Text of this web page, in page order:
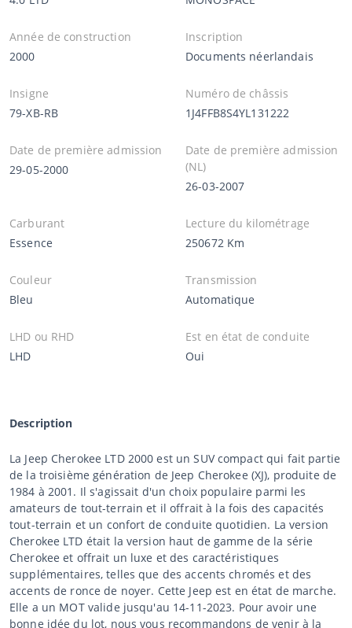
Année de construction
2000
Inscription
Documents néerlandais
Insigne
79-XB-RB
Numéro de châssis
1J4FFB8S4YL131222
Date de première admission
29-05-2000
Date de première admission
(NL)
26-03-2007
Carburant
Essence
Lecture du kilométrage
250672 Km
Couleur
Bleu
Transmission
Automatique
LHD ou RHD
LHD
Est en état de conduite
Oui
Description
La Jeep Cherokee LTD 2000 est un SUV compact qui fait partie
de la troisième génération de Jeep Cherokee (XJ), produite de
1984 à 2001. Il s'agissait d'un choix populaire parmi les
amateurs de tout-terrain et il offrait à la fois des capacités
tout-terrain et un confort de conduite quotidien. La version
Cherokee LTD était la version haut de gamme de la série
Cherokee et offrait un luxe et des caractéristiques
supplémentaires, telles que des accents chromés et des
accents de ronce de noyer. Cette Jeep est en état de marche.
Elle a un MOT valide jusqu'au 14-11-2023. Pour avoir une
bonne idée du lot, nous vous recommandons de venir à la